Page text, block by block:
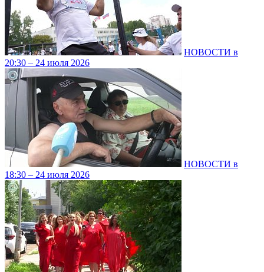
НОВОСТИ в
20:30 – 24 июля 2026
НОВОСТИ в
18:30 – 24 июля 2026